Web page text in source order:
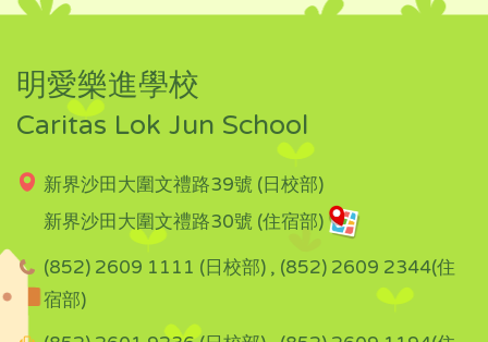
明愛樂進學校
Caritas Lok Jun School
新界沙田大圍文禮路39號 (日校部)
新界沙田大圍文禮路30號 (住宿部)
(852) 2609 1111 (日校部) , (852) 2609 2344(住
宿部)